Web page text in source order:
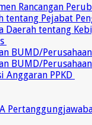
Rancangan
tentang Pejabat
Daerah tentang
BUMD/
BUMD/
Anggaran PPKD